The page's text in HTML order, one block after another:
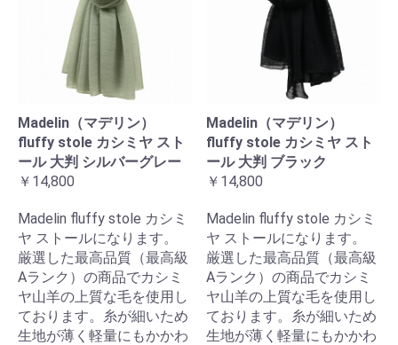
Madelin（マデリン）
fluffy stole カシミヤ スト
ール 大判 シルバーグレー
￥14,800
Madelin fluffy stole カシミ
ヤ ストールになります。
厳選した最高品質（最高級
Aランク）の商品でカシミ
ヤ山羊の上質な毛を使用し
ております。糸が細いため
生地が薄く軽量にもかかわ
Madelin（マデリン）
fluffy stole カシミヤ スト
ール 大判 ブラック
￥14,800
Madelin fluffy stole カシミ
ヤ ストールになります。
厳選した最高品質（最高級
Aランク）の商品でカシミ
ヤ山羊の上質な毛を使用し
ております。糸が細いため
生地が薄く軽量にもかかわ